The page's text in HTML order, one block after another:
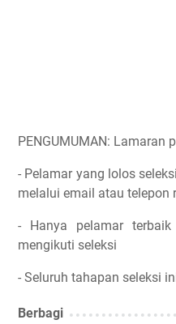
PENGUMUMAN: Lamaran
- Pelamar yang lolos
melalui email atau telepon
- Hanya pelamar
mengikuti seleksi
- Seluruh tahapan seleksi
Berbagi